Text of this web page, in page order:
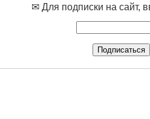
✉ Для подписки на сайт,